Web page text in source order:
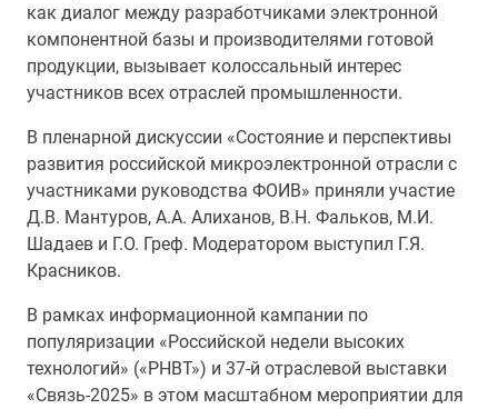
как диалог между разработчиками электронной
компонентной базы и производителями готовой
продукции, вызывает колоссальный интерес
участников всех отраслей промышленности.
В пленарной дискуссии «Состояние и перспективы
развития российской микроэлектронной отрасли с
участниками руководства ФОИВ» приняли участие
Д.В. Мантуров, А.А. Алиханов, В.Н. Фальков, М.И.
Шадаев и Г.О. Греф. Модератором выступил Г.Я.
Красников.
В рамках информационной кампании по
популяризации «Российской недели высоких
технологий» («РНВТ») и 37-й отраслевой выставки
«Связь-2025» в этом масштабном мероприятии для